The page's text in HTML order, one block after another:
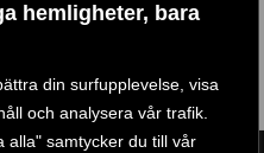
hemligheter, bara
din surfupplevelse, visa
och analysera vår trafik.
alla" samtycker du till vår